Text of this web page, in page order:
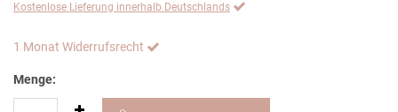
Kostenlose Lieferung innerhalb Deutschlands
1 Monat Widerrufsrecht
Menge: